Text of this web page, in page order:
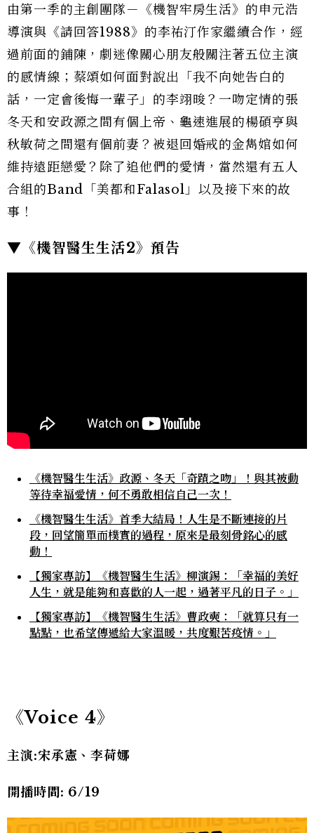
由第一季的主創團隊－《機智牢房生活》的申元浩
導演與《請回答1988》的李祐汀作家繼續合作，經
過前面的鋪陳，劇迷像關心朋友般關注著五位主演
的感情線；蔡頌如何面對說出「我不向她告白的
話，一定會後悔一輩子」的李翊晙？一吻定情的張
冬天和安政源之間有個上帝、龜速進展的楊碩亨與
秋敏荷之間還有個前妻？被退回婚戒的金雋婠如何
維持遠距戀愛？除了追他們的愛情，當然還有五人
合組的Band「美都和Falasol」以及接下來的故
事！
▼《機智醫生生活2》預告
《機智醫生生活》政源、冬天「奇蹟之吻」！與其被動
等待幸福愛情，何不勇敢相信自己一次！
《機智醫生生活》首季大結局！人生是不斷連接的片
段，回望簡單而樸實的過程，原來是最刻骨銘心的感
動！
【獨家專訪】《機智醫生生活》柳演錫：「幸福的美好
人生，就是能夠和喜歡的人一起，過著平凡的日子。」
【獨家專訪】《機智醫生生活》曹政奭：「就算只有一
點點，也希望傳遞給大家溫暖，共度艱苦疫情。」
《Voice 4》
主演:宋承憲、李荷娜
開播時間: 6/19